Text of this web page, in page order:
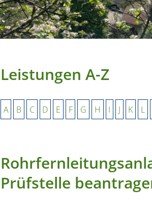
Leistungen A-Z
A B C D E F G H I J K L
Prüfstelle